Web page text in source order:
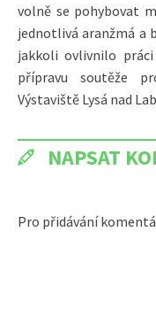
volně se pohybovat
jednotlivá aranžmá a
jakkoli ovlivnilo
přípravu soutěže
Výstaviště Lysá nad
NAPSAT
Pro přidávání